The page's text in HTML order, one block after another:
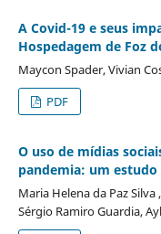
A Covid-19 e seus
Hospedagem de Foz
Maycon Spader, Vivian
PDF
O uso de mídias
pandemia: um estudo
Maria Helena da Paz
Sérgio Ramiro Guardia,